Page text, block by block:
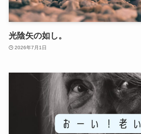
光陰矢の如し。
2026年7月1日